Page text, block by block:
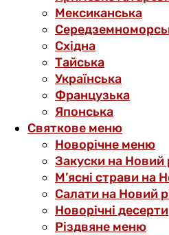
Мексиканська
Східна
Тайська
Українська
Французька
Японська
Святкове меню
Новорічне меню
Закуски на Новий
М’ясні страви на
Салати на Новий
Новорічні десерти
Різдвяне меню